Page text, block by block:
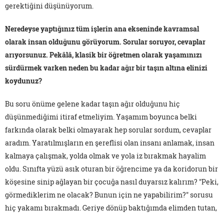
gerektiğini düşünüyorum.
Neredeyse yaptığınız tüm işlerin ana ekseninde kavramsal
olarak insan olduğunu görüyorum. Sorular soruyor, cevaplar
arıyorsunuz. Pekâlâ, klasik bir öğretmen olarak yaşamınızı
sürdürmek varken neden bu kadar ağır bir taşın altına elinizi
koydunuz?
Bu soru önüme gelene kadar taşın ağır olduğunu hiç
düşünmediğimi itiraf etmeliyim. Yaşamım boyunca belki
farkında olarak belki olmayarak hep sorular sordum, cevaplar
aradım. Yaratılmışların en şereflisi olan insanı anlamak, insan
kalmaya çalışmak, yolda olmak ve yola iz bırakmak hayalim
oldu. Sınıfta yüzü asık oturan bir öğrencime ya da koridorun bir
köşesine sinip ağlayan bir çocuğa nasıl duyarsız kalırım? "Peki,
görmediklerim ne olacak? Bunun için ne yapabilirim?" sorusu
hiç yakamı bırakmadı. Geriye dönüp baktığımda elimden tutan,